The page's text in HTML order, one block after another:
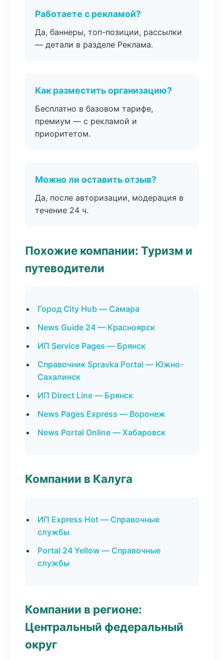
Работаете с рекламой?
Да, баннеры, топ-позиции, рассылки
— детали в разделе Реклама.
Как разместить организацию?
Бесплатно в базовом тарифе,
премиум — с рекламой и
приоритетом.
Можно ли оставить отзыв?
Да, после авторизации, модерация в
течение 24 ч.
Похожие компании: Туризм и
путеводители
Город City Hub — Самара
News Guide 24 — Красноярск
ИП Service Pages — Брянск
Справочник Spravka Portal — Южно-
Сахалинск
ИП Direct Line — Брянск
News Pages Express — Воронеж
News Portal Online — Хабаровск
Компании в Калуга
ИП Express Hot — Справочные
службы
Portal 24 Yellow — Справочные
службы
Компании в регионе:
Центральный федеральный
округ